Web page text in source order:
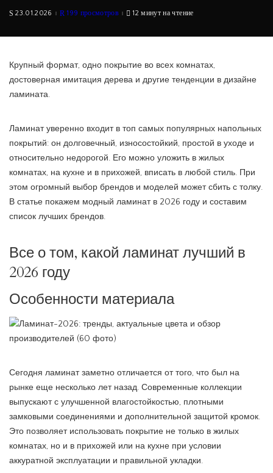
23.01.2026 199 просмотров 12 минут на чтение
Крупный формат, одно покрытие во всех комнатах,
достоверная имитация дерева и другие тенденции в дизайне
ламината.
Ламинат уверенно входит в топ самых популярных напольных
покрытий: он долговечный, износостойкий, простой в уходе и
относительно недорогой. Его можно уложить в жилых
комнатах, на кухне и в прихожей, вписать в любой стиль. При
этом огромный выбор брендов и моделей может сбить с толку.
В статье покажем модный ламинат в 2026 году и составим
список лучших брендов.
Все о том, какой ламинат лучший в
2026 году
Особенности материала
Сегодня ламинат заметно отличается от того, что был на
рынке еще несколько лет назад. Современные коллекции
выпускают с улучшенной влагостойкостью, плотными
замковыми соединениями и дополнительной защитой кромок.
Это позволяет использовать покрытие не только в жилых
комнатах, но и в прихожей или на кухне при условии
аккуратной эксплуатации и правильной укладки.